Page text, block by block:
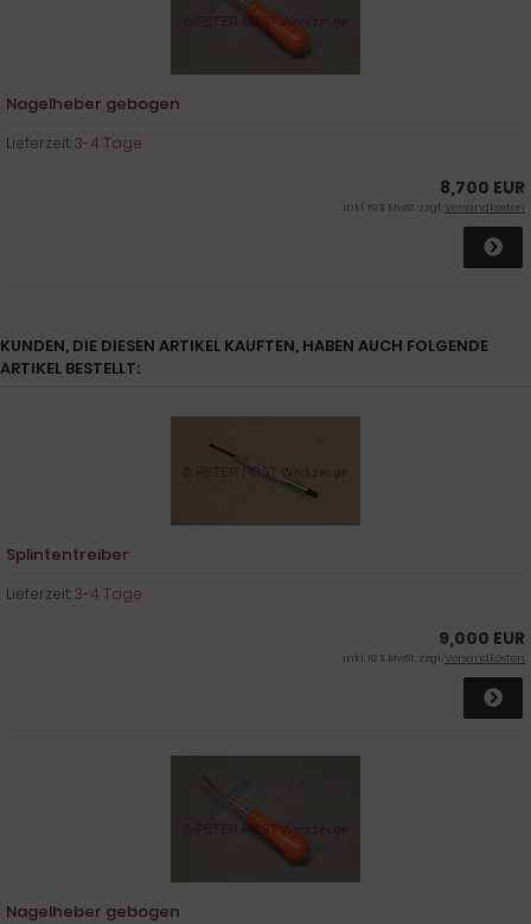
Nagelheber gebogen
Lieferzeit:3-4 Tage
8,700 EUR
inkl. 19 % MwSt. zzgl.Versandkosten
KUNDEN, DIE DIESEN ARTIKEL KAUFTEN, HABEN AUCH FOLGENDE
ARTIKEL BESTELLT:
Splintentreiber
Lieferzeit:3-4 Tage
9,000 EUR
inkl. 19 % MwSt. zzgl.Versandkosten
Nagelheber gebogen